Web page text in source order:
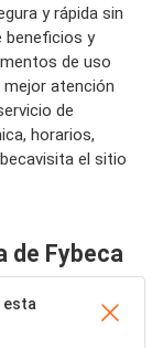
y rápida sin
beneficios y
de uso
atención
de
horarios,
visita el sitio
de Fybeca
esta